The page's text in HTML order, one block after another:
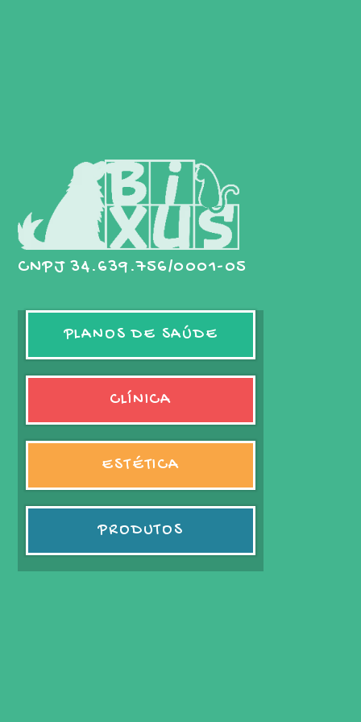
CNPJ 34.639.756/0001-05
PLANOS DE SAÚDE
CLÍNICA
ESTÉTICA
PRODUTOS